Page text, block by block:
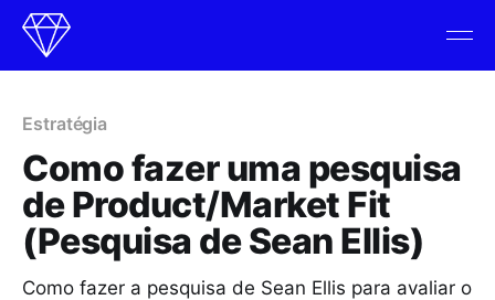
Estratégia
Como fazer uma pesquisa
de Product/Market Fit
(Pesquisa de Sean Ellis)
Como fazer a pesquisa de Sean Ellis para avaliar o